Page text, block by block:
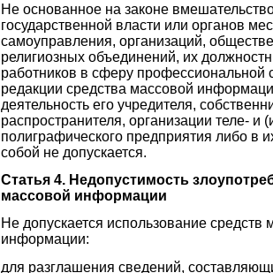
Не основанное на законе
государственной власти или органов
самоуправления, организаций,
религиозных объединений, их
работников в сферу профессиональной
редакции средства массовой
деятельность его учредителя,
распространителя, организации теле- и
полиграфического предприятия либо в
собой не допускается.
Статья 4. Недопустимость
массовой информации
Не допускается использование средств
информации:
для разглашения сведений,